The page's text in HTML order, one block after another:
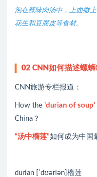
泡在辣味肉汤中，上面撒
花生和豆腐皮等食材。
02 CNN如何描述螺蛳
CNN旅游专栏报道：
How the 'durian of soup'
China？
“汤中榴莲”如何成为中国
durian [ˈdʊəriən]榴莲